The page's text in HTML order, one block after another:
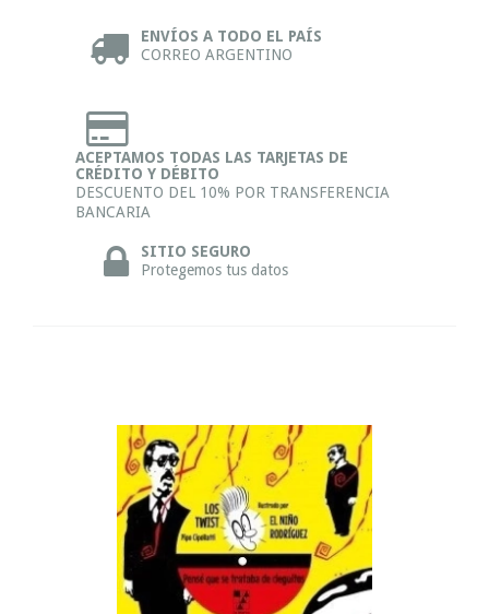
ENVÍOS A TODO EL PAÍS
CORREO ARGENTINO
ACEPTAMOS TODAS LAS TARJETAS DE
CRÉDITO Y DÉBITO
DESCUENTO DEL 10% POR TRANSFERENCIA
BANCARIA
SITIO SEGURO
Protegemos tus datos